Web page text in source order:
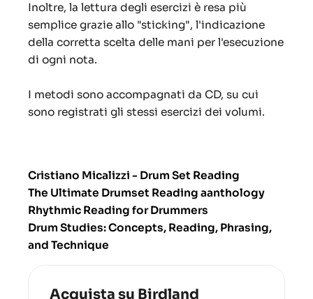
Inoltre, la lettura degli esercizi è resa più
semplice grazie allo "sticking", l'indicazione
della corretta scelta delle mani per l'esecuzione
di ogni nota.
I metodi sono accompagnati da CD, su cui
sono registrati gli stessi esercizi dei volumi.
Cristiano Micalizzi - Drum Set Reading
The Ultimate Drumset Reading aanthology
Rhythmic Reading for Drummers
Drum Studies: Concepts, Reading, Phrasing,
and Technique
Acquista su Birdland